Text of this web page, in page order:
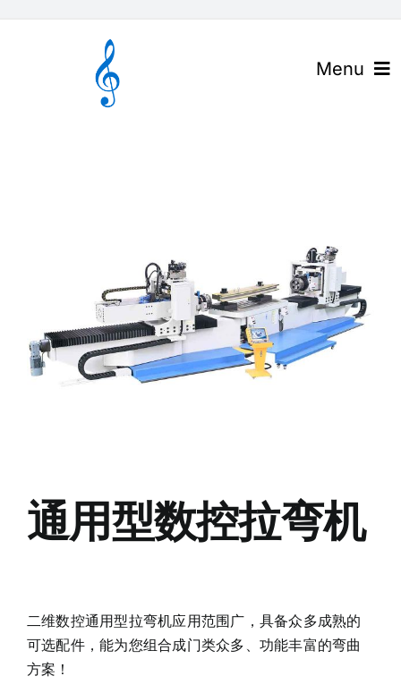
Menu
高谱资讯
联系我们
通用型数控拉弯机
二维数控通用型拉弯机应用范围广，具备众多成熟的
可选配件，能为您组合成门类众多、功能丰富的弯曲
方案！